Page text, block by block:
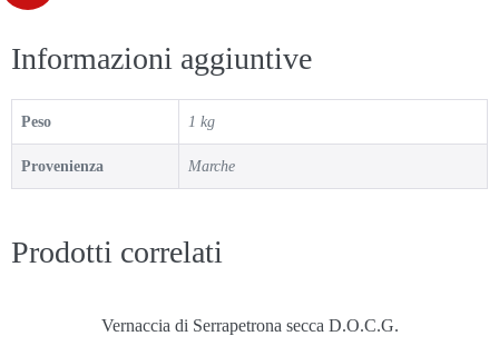
Informazioni aggiuntive
Peso 1 kg
Provenienza Marche
Prodotti correlati
Vernaccia di Serrapetrona secca D.O.C.G.